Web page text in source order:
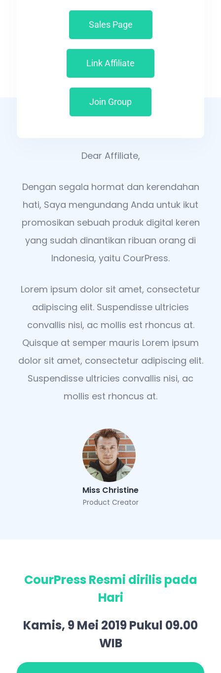
Sales Page
Link Affiliate
Join Group
Dear Affiliate,
Dengan segala hormat dan kerendahan
hati, Saya mengundang Anda untuk ikut
promosikan sebuah produk digital keren
yang sudah dinantikan ribuan orang di
Indonesia, yaitu CourPress.
Lorem ipsum dolor sit amet, consectetur
adipiscing elit. Suspendisse ultricies
convallis nisi, ac mollis est rhoncus at.
Quisque at semper mauris Lorem ipsum
dolor sit amet, consectetur adipiscing elit.
Suspendisse ultricies convallis nisi, ac
mollis est rhoncus at.
Miss Christine
Product Creator
CourPress Resmi dirilis pada
Hari
Kamis, 9 Mei 2019 Pukul 09.00
WIB